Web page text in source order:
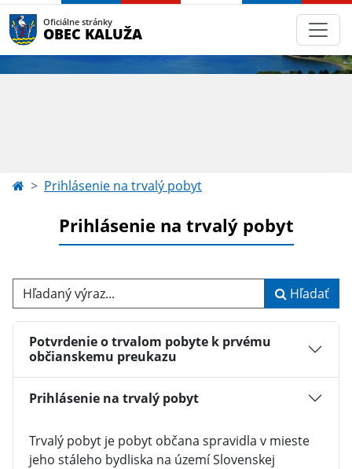
Oficiálne stránky
OBEC KALUŽA
Prihlásenie na trvalý pobyt
Prihlásenie na trvalý pobyt
Hľadaný výraz... Hľadať
Potvrdenie o trvalom pobyte k prvému
občianskemu preukazu
Prihlásenie na trvalý pobyt
Trvalý pobyt je pobyt občana spravidla v mieste
jeho stáleho bydliska na území Slovenskej